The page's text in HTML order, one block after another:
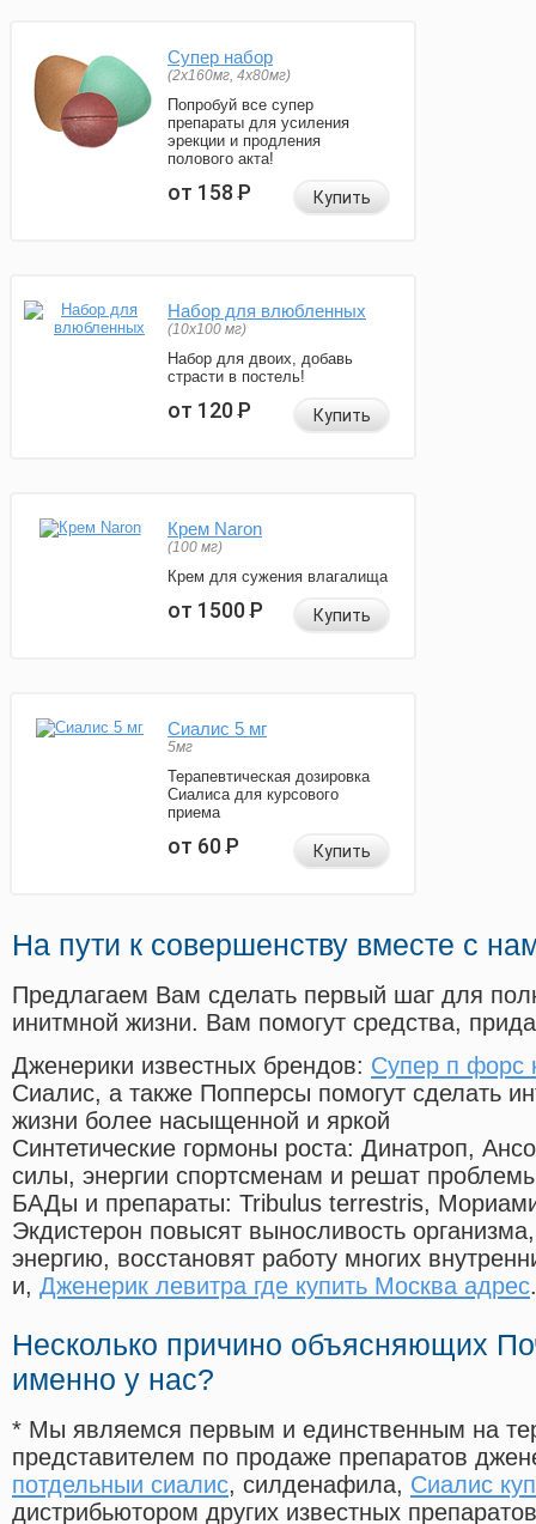
Супер набор
(2х160мг, 4х80мг)
Попробуй все супер
препараты для усиления
эрекции и продления
полового акта!
от 158Р Купить
Набор для влюбленных
(10х100 мг)
Набор для двоих, добавь
страсти в постель!
от 120Р Купить
Крем Naron
(100 мг)
Крем для сужения влагалища
от 1500Р Купить
Сиалис 5 мг
5мг
Терапевтическая дозировка
Сиалиса для курсового
приема
от 60Р Купить
На пути к совершенству вместе с
Предлагаем Вам сделать первый шаг для
инитмной жизни. Вам помогут средства,
Дженерики известных брендов: Супер п форс
Сиалис, а также Попперсы помогут сделать
жизни более насыщенной и яркой
Синтетические гормоны роста: Динатроп,
силы, энергии спортсменам и решат
БАДы и препараты: Tribulus terrestris,
Экдистерон повысят выносливость
энергию, восстановят работу многих
и, Дженерик левитра где купить Москва адрес.
Несколько причино объясняющих
именно у нас?
* Мы являемся первым и единственным на
представителем по продаже препаратов
потдельныи сиалис, силденафила, Сиалис
дистрибьютором других известных препаратов